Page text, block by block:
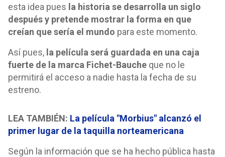
esta idea pues la historia se desarrolla un siglo
después y pretende mostrar la forma en que
creían que sería el mundo para este momento.
Así pues, la película será guardada en una caja
fuerte de la marca Fichet-Bauche que no le
permitirá el acceso a nadie hasta la fecha de su
estreno.
LEA TAMBIÉN: La película "Morbius" alcanzó el
primer lugar de la taquilla norteamericana
Según la información que se ha hecho pública hasta